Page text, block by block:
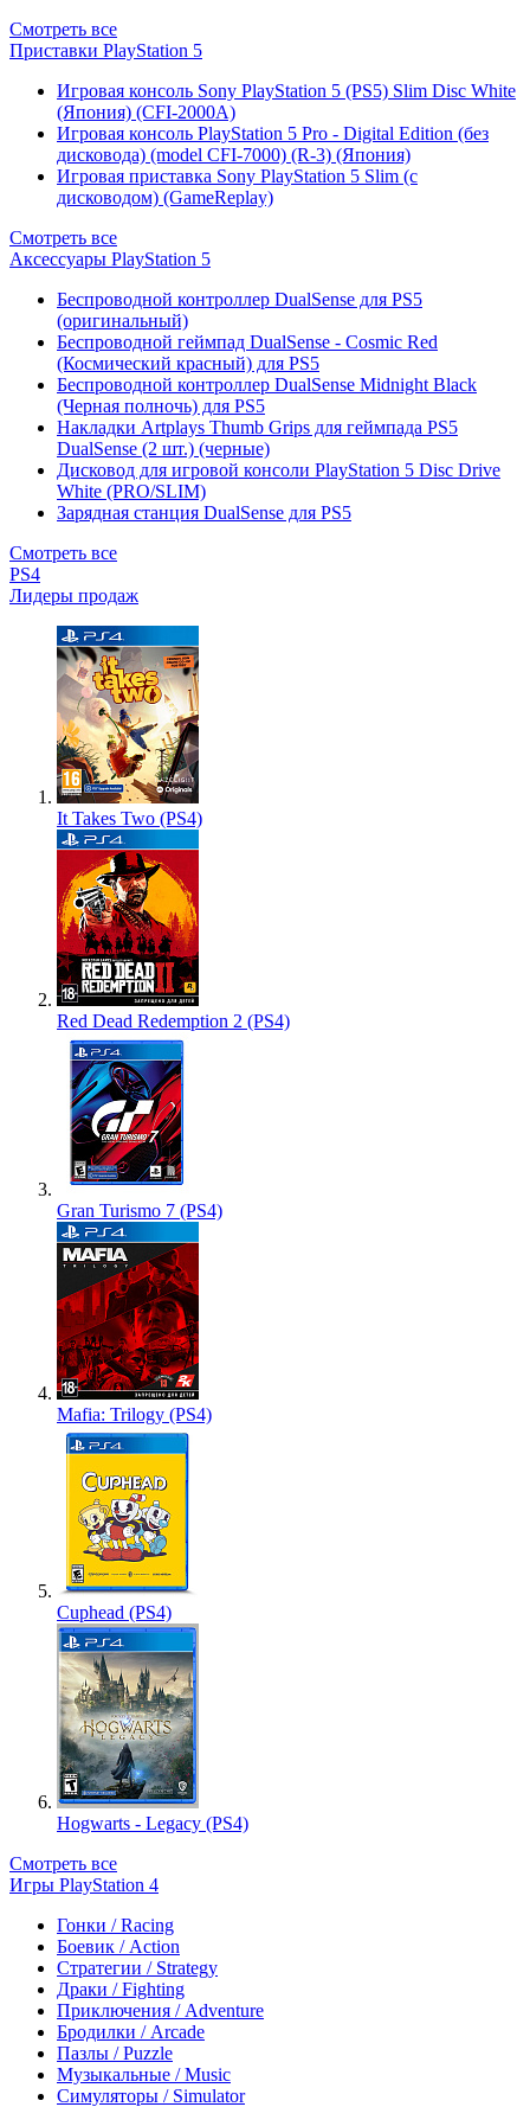
Смотреть все
Приставки PlayStation 5
Игровая консоль Sony PlayStation 5 (PS5) Slim Disc White
(Япония) (CFI-2000A)
Игровая консоль PlayStation 5 Pro - Digital Edition (без
дисковода) (model CFI-7000) (R-3) (Япония)
Игровая приставка Sony PlayStation 5 Slim (с
дисководом) (GameReplay)
Смотреть все
Аксессуары PlayStation 5
Беспроводной контроллер DualSense для PS5
(оригинальный)
Беспроводной геймпад DualSense - Cosmic Red
(Космический красный) для PS5
Беспроводной контроллер DualSense Midnight Black
(Черная полночь) для PS5
Накладки Artplays Thumb Grips для геймпада PS5
DualSense (2 шт.) (черные)
Дисковод для игровой консоли PlayStation 5 Disc Drive
White (PRO/SLIM)
Зарядная станция DualSense для PS5
Смотреть все
PS4
Лидеры продаж
It Takes Two (PS4)
Red Dead Redemption 2 (PS4)
Gran Turismo 7 (PS4)
Mafia: Trilogy (PS4)
Cuphead (PS4)
Hogwarts - Legacy (PS4)
Смотреть все
Игры PlayStation 4
Гонки / Racing
Боевик / Action
Стратегии / Strategy
Драки / Fighting
Приключения / Adventure
Бродилки / Arcade
Пазлы / Puzzle
Музыкальные / Music
Симуляторы / Simulator